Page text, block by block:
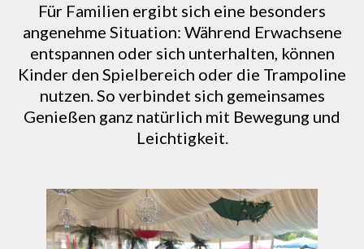
Für Familien ergibt sich eine besonders
angenehme Situation: Während Erwachsene
entspannen oder sich unterhalten, können
Kinder den Spielbereich oder die Trampoline
nutzen. So verbindet sich gemeinsames
Genießen ganz natürlich mit Bewegung und
Leichtigkeit.